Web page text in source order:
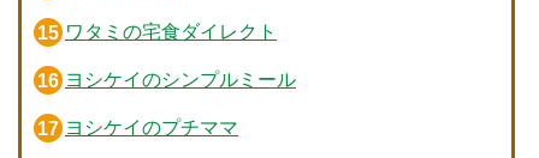
ワタミの宅食ダイレクト
ヨシケイのシンプルミール
ヨシケイのプチママ